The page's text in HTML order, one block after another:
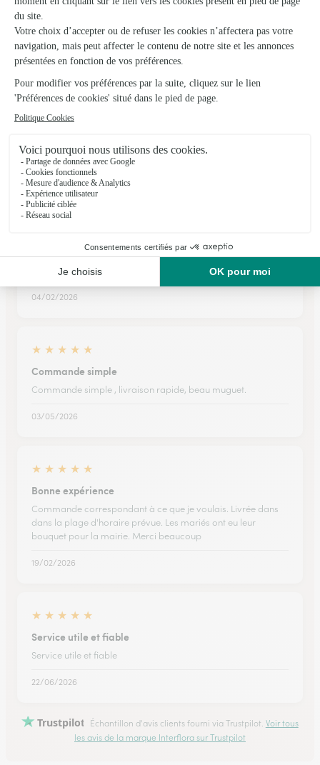
Lure
★★★★★3.9 (87)
1, boulevard du Parc
Voir la boutique
Ils ont fait livrer des fleurs ou une plante à
Charmoille
Bien,,Bien g
Bien,,Bien g
04/02/2026
★ ★ ★ ★ ★
Commande simple
Commande simple , livraison rapide, beau muguet.
03/05/2026
★ ★ ★ ★ ★
Bonne expérience
Commande correspondant à ce que je voulais. Livrée dans
dans la plage d'horaire prévue. Les mariés ont eu leur
bouquet pour la mairie. Merci beaucoup
19/02/2026
★ ★ ★ ★ ★
Service utile et fiable
Service utile et fiable
22/06/2026
Trustpilot Échantillon d'avis clients fourni via Trustpilot. Voir tous
les avis de la marque Interflora sur Trustpilot